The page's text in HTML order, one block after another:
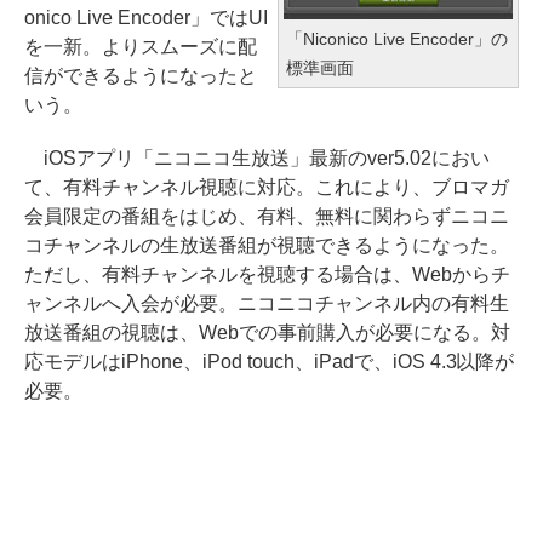
「Niconico Live Encoder」の
標準画面
onico Live Encoder」ではUI
を一新。よりスムーズに配
信ができるようになったと
いう。
iOSアプリ「ニコニコ生放送」最新のver5.02におい
て、有料チャンネル視聴に対応。これにより、ブロマガ
会員限定の番組をはじめ、有料、無料に関わらずニコニ
コチャンネルの生放送番組が視聴できるようになった。
ただし、有料チャンネルを視聴する場合は、Webからチ
ャンネルへ入会が必要。ニコニコチャンネル内の有料生
放送番組の視聴は、Webでの事前購入が必要になる。対
応モデルはiPhone、iPod touch、iPadで、iOS 4.3以降が
必要。